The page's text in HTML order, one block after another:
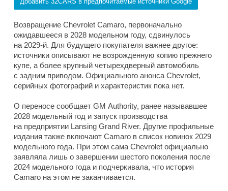
Возвращение Chevrolet Camaro, первоначально
ожидавшееся в 2028 модельном году, сдвинулось
на 2029-й. Для будущего покупателя важнее другое:
источники описывают не возрожденную копию прежнего
купе, а более крупный четырехдверный автомобиль
с задним приводом. Официального анонса Chevrolet,
серийных фотографий и характеристик пока нет.
О переносе сообщает GM Authority, ранее называвшее
2028 модельный год и запуск производства
на предприятии Lansing Grand River. Другие профильные
издания также включают Camaro в список новинок 2029
модельного года. При этом сама Chevrolet официально
заявляла лишь о завершении шестого поколения после
2024 модельного года и подчеркивала, что история
Camaro на этом не заканчивается.